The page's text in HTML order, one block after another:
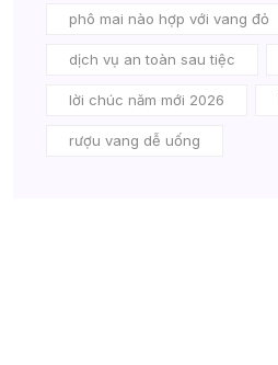
phô mai nào hợp với vang đỏ
dịch vụ an toàn sau tiệc
lời chúc năm mới 2026
rượu vang dễ uống